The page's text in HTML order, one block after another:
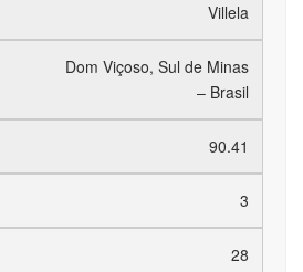
Villela
Dom Viçoso, Sul de Minas
– Brasil
90.41
3
28